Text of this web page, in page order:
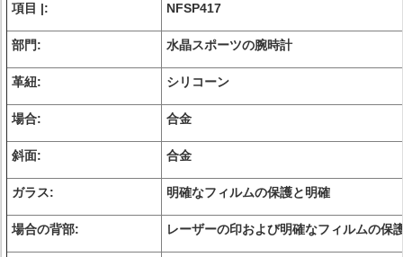
項目 |: NFSP417
部門: 水晶スポーツの腕時計
革紐: シリコーン
場合: 合金
斜面: 合金
ガラス: 明確なフィルムの保護と明確
場合の背部: レーザーの印および明確なフィルムの保